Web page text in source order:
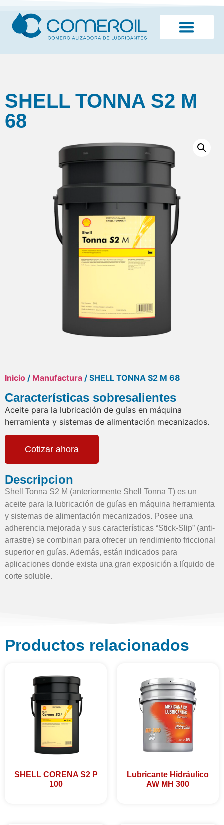
SHELL TONNA S2 M
68
Inicio / Manufactura / SHELL TONNA S2 M 68
Características sobresalientes
Aceite para la lubricación de guías en máquina
herramienta y sistemas de alimentación mecanizados.
Cotizar ahora
Descripcion
Shell Tonna S2 M (anteriormente Shell Tonna T) es un
aceite para la lubricación de guías en máquina herramienta
y sistemas de alimentación mecanizados. Posee una
adherencia mejorada y sus características “Stick-Slip” (anti-
arrastre) se combinan para ofrecer un rendimiento friccional
superior en guías. Además, están indicados para
aplicaciones donde exista una gran exposición a líquido de
corte soluble.
Productos relacionados
SHELL CORENA S2 P
100
Lubricante Hidráulico
AW MH 300